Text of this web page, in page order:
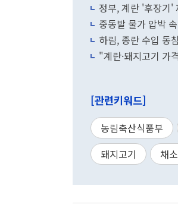
정부, 계란 '후장기
중동발 물가 압박
하림, 종란 수입 동
"계란·돼지고기
[관련키워드]
농림축산식품부
돼지고기
채